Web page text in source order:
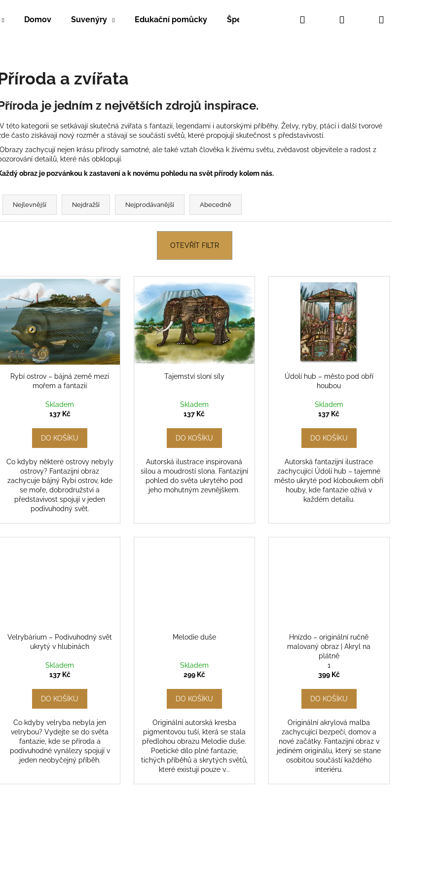
Domov Suvenýry Edukační pomůcky Šperky Hledat PřihlášeníNákupní
a zvířata
je jedním z největších zdrojů inspirace.
V této kategorii se setkávají skutečná zvířata s fantazií, legendami i autorskými příběhy. Želvy, ryby, ptáci i další tvorové
často získávají nový rozměr a stávají se součástí světů, které propojují skutečnost s představivostí.
Obrazy zachycují nejen krásu přírody samotné, ale také vztah člověka k živému světu, zvědavost objevitele a radost z
detailů, které nás obklopují.
obraz je pozvánkou k zastavení a k novému pohledu na svět přírody kolem nás.
Ř
r
o
d
u
k
t
ů
Nejlevnější Nejdražší Nejprodávanější Abecedně
OTEVŘÍT FILTR
p
s
p
r
o
Rybí ostrov – bájná země mezi
mořem a fantazií
Skladem
137 Kč
DO KOŠÍKU
Co kdyby některé ostrovy nebyly
ostrovy? Fantazijní obraz
zachycuje bájný Rybí ostrov, kde
se moře, dobrodružství a
představivost spojují v jeden
podivuhodný svět.
Tajemství sloní síly
Skladem
137 Kč
DO KOŠÍKU
Autorská ilustrace inspirovaná
silou a moudrostí slona. Fantazijní
pohled do světa ukrytého pod
jeho mohutným zevnějškem.
Údolí hub – město pod obří
houbou
Skladem
137 Kč
DO KOŠÍKU
Autorská fantazijní ilustrace
zachycující Údolí hub – tajemné
město ukryté pod kloboukem obří
houby, kde fantazie ožívá v
každém detailu.
Velrybárium – Podivuhodný svět
ukrytý v hlubinách
Skladem
137 Kč
DO KOŠÍKU
Co kdyby velryba nebyla jen
velrybou? Vydejte se do světa
fantazie, kde se příroda a
podivuhodné vynálezy spojují v
jeden neobyčejný příběh.
Melodie duše
Skladem
299 Kč
DO KOŠÍKU
Originální autorská kresba
pigmentovou tuší, která se stala
předlohou obrazu Melodie duše.
Poetické dílo plné fantazie,
tichých příběhů a skrytých světů,
které existují pouze v...
Hnízdo – originální ručně
malovaný obraz | Akryl na
plátně
1
399 Kč
DO KOŠÍKU
Originální akrylová malba
zachycující bezpečí, domov a
nové začátky. Fantazijní obraz v
jediném originálu, který se stane
osobitou součástí každého
interiéru.
Doporučujeme